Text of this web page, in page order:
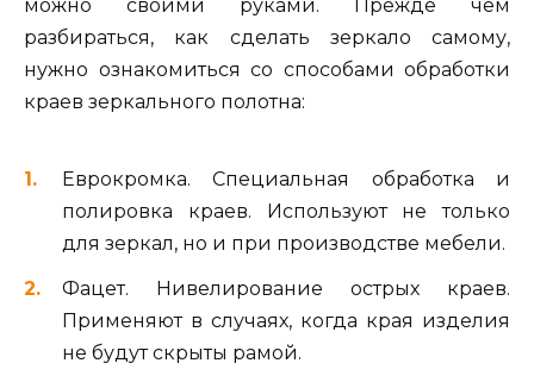
можно своими руками. Прежде чем
разбираться, как сделать зеркало самому,
нужно ознакомиться со способами обработки
краев зеркального полотна:
Еврокромка. Специальная обработка и
полировка краев. Используют не только
для зеркал, но и при производстве мебели.
Фацет. Нивелирование острых краев.
Применяют в случаях, когда края изделия
не будут скрыты рамой.